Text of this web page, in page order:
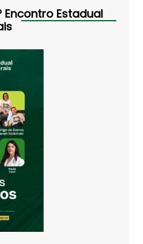
Encontro Estadual